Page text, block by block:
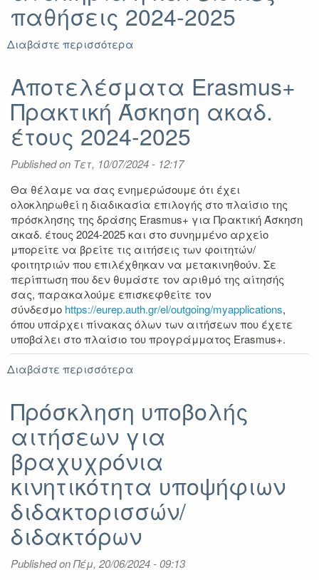
Β
παθήσεις 2024-2025
Διαβάστε περισσότερα
με
ή
και
ειδικές
παθήσεις
2025
Αποτελέσματα Erasmus+
Πρακτική Άσκηση ακαδ.
έτους 2024-2025
Published on Τετ, 10/07/2024 - 12:17
Θα θέλαμε να σας ενημερώσουμε ότι έχει
ολοκληρωθεί η διαδικασία επιλογής στο πλαίσιο της
πρόσκλησης της δράσης Erasmus+ για Πρακτική Άσκηση
ακαδ. έτους 2024-2025 και στο συνημμένο αρχείο
μπορείτε να βρείτε τις αιτήσεις των φοιτητών/
φοιτητριών που επιλέχθηκαν να μετακινηθούν. Σε
περίπτωση που δεν θυμάστε τον αριθμό της αίτησής
σας, παρακαλούμε επισκεφθείτε τον
σύνδεσμο https://eurep.auth.gr/el/outgoing/myapplications,
όπου υπάρχει πίνακας όλων των αιτήσεων που έχετε
υποβάλει στο πλαίσιο του προγράμματος Erasmus+.
Διαβάστε περισσότερα
Πρακτική
ακαδ.
έτους
2024-
2025
Πρόσκληση υποβολής
αιτήσεων για
βραχυχρόνια
κινητικότητα υποψήφιων
διδακτορισσών/
διδακτόρων
Published onΠέμ, 20/06/2024 - 09:13